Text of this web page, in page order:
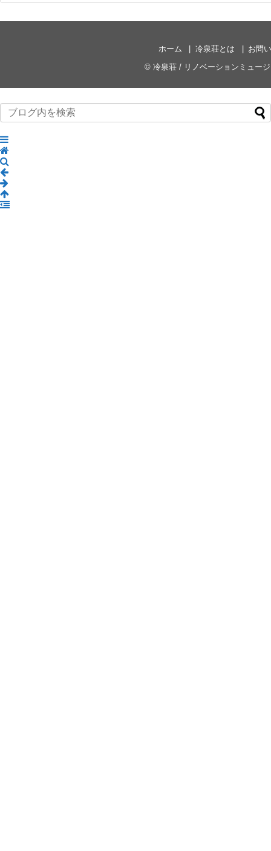
ホーム 冷泉荘とは
お問
© 冷泉荘 / リノベーションミュー